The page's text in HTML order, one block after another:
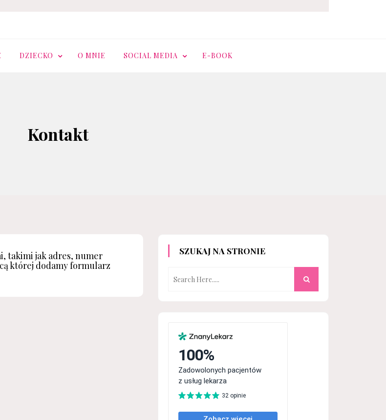
DZIECKO O MNIE SOCIAL MEDIA E-BOOK
Kontakt
takimi jak adres, numer
której dodamy formularz
SZUKAJ NA STRONIE